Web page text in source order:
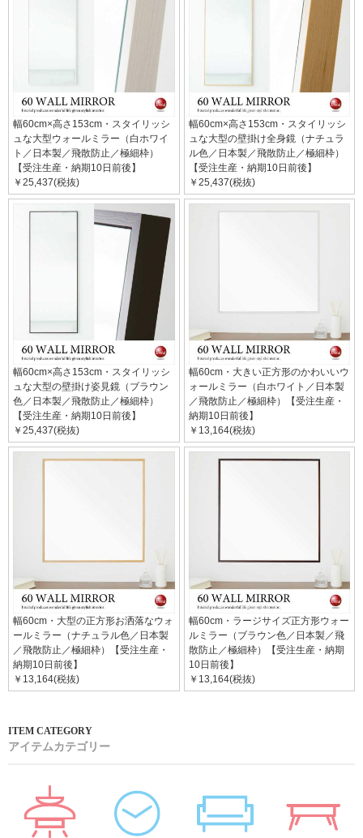
幅60cm×高さ153cm・スタイリッシ
ュな大型ウォールミラー（白ホワイ
ト／日本製／飛散防止／極細枠）
【受注生産・納期10日前後】
￥25,437(税抜)
幅60cm×高さ153cm・スタイリッシ
ュな大型の壁掛け全身鏡（ナチュラ
ル色／日本製／飛散防止／極細枠）
【受注生産・納期10日前後】
￥25,437(税抜)
幅60cm×高さ153cm・スタイリッシ
ュな大型の壁掛け姿見鏡（ブラウン
色／日本製／飛散防止／極細枠）
【受注生産・納期10日前後】
￥25,437(税抜)
幅60cm・大きい正方形のかわいいウ
ォールミラー（白ホワイト／日本製
／飛散防止／極細枠）【受注生産・
納期10日前後】
￥13,164(税抜)
幅60cm・大型の正方形お洒落なウォ
ールミラー（ナチュラル色／日本製
／飛散防止／極細枠）【受注生産・
納期10日前後】
￥13,164(税抜)
幅60cm・ラージサイズ正方形ウォー
ルミラー（ブラウン色／日本製／飛
散防止／極細枠）【受注生産・納期
10日前後】
￥13,164(税抜)
アイテムカテゴリー